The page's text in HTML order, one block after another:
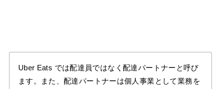
Uber Eats では配達員ではなく配達パートナーと呼び
ます。また、配達パートナーは個人事業として業務を